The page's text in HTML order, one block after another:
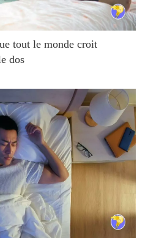
tout le monde croit
dos